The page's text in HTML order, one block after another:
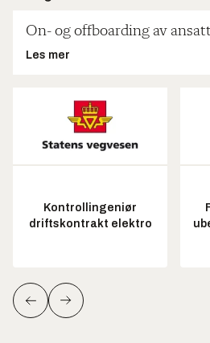
On- og offboarding av
Les mer
Kontrollingeniør
driftskontrakt elektro